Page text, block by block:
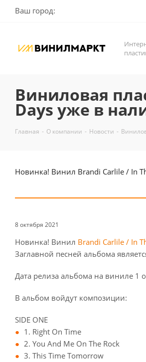
Ваш город:
Виниловая
Days уже в
Главная - О компании - Новости -
Новинка! Винил Brandi Carlile / In
8 октября 2021
Новинка! Винил Brandi Carlile / In
Заглавной песней альбома
Дата релиза альбома на виниле 1
В альбом войдут композиции:
SIDE ONE
1. Right On Time
2. You And Me On The Rock
3. This Time Tomorrow